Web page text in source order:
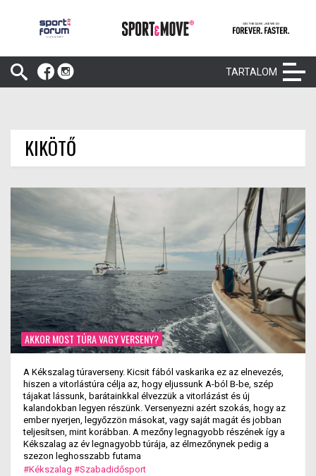
TARTALOM
KIKÖTŐ
AKKOR MOST TÚRA VAGY VERSENY?
A Kékszalag túraverseny. Kicsit fából vaskarika ez az elnevezés,
hiszen a vitorlástúra célja az, hogy eljussunk A-ból B-be, szép
tájakat lássunk, barátainkkal élvezzük a vitorlázást és új
kalandokban legyen részünk. Versenyezni azért szokás, hogy az
ember nyerjen, legyőzzön másokat, vagy saját magát és jobban
teljesítsen, mint korábban. A mezőny legnagyobb részének így a
Kékszalag az év legnagyobb túrája, az élmezőnynek pedig a
szezon leghosszabb futama
#Kékszalag #Szabadidősport